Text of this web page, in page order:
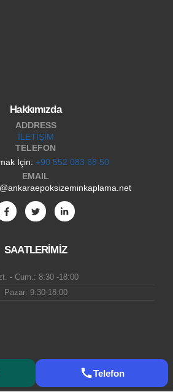
Hakkımızda
ADDRESS
İLETİŞİM
TELEFON
İçin: +90 552 083 68 50
EMAIL
SAATLERİMİZ
- Cum.: 8:30 -18:00
Pazar: 9:30-18:00
Telefon